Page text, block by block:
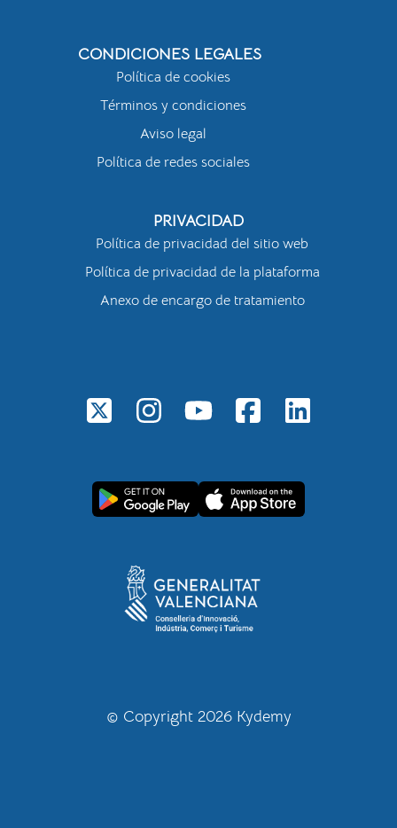
CONDICIONES LEGALES
Política de cookies
Términos y condiciones
Aviso legal
Política de redes sociales
PRIVACIDAD
Política de privacidad del sitio web
Política de privacidad de la plataforma
Anexo de encargo de tratamiento
© Copyright 2026 Kydemy